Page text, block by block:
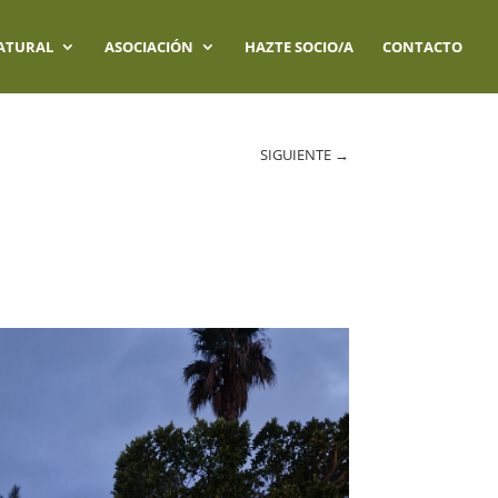
ASOCIACIÓN HAZTE SOCIO/A CONTACTO
SIGUIENTE →